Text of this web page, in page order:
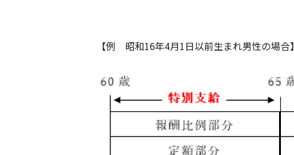
【例 昭和16年4月1日以前生まれ男性の場合】